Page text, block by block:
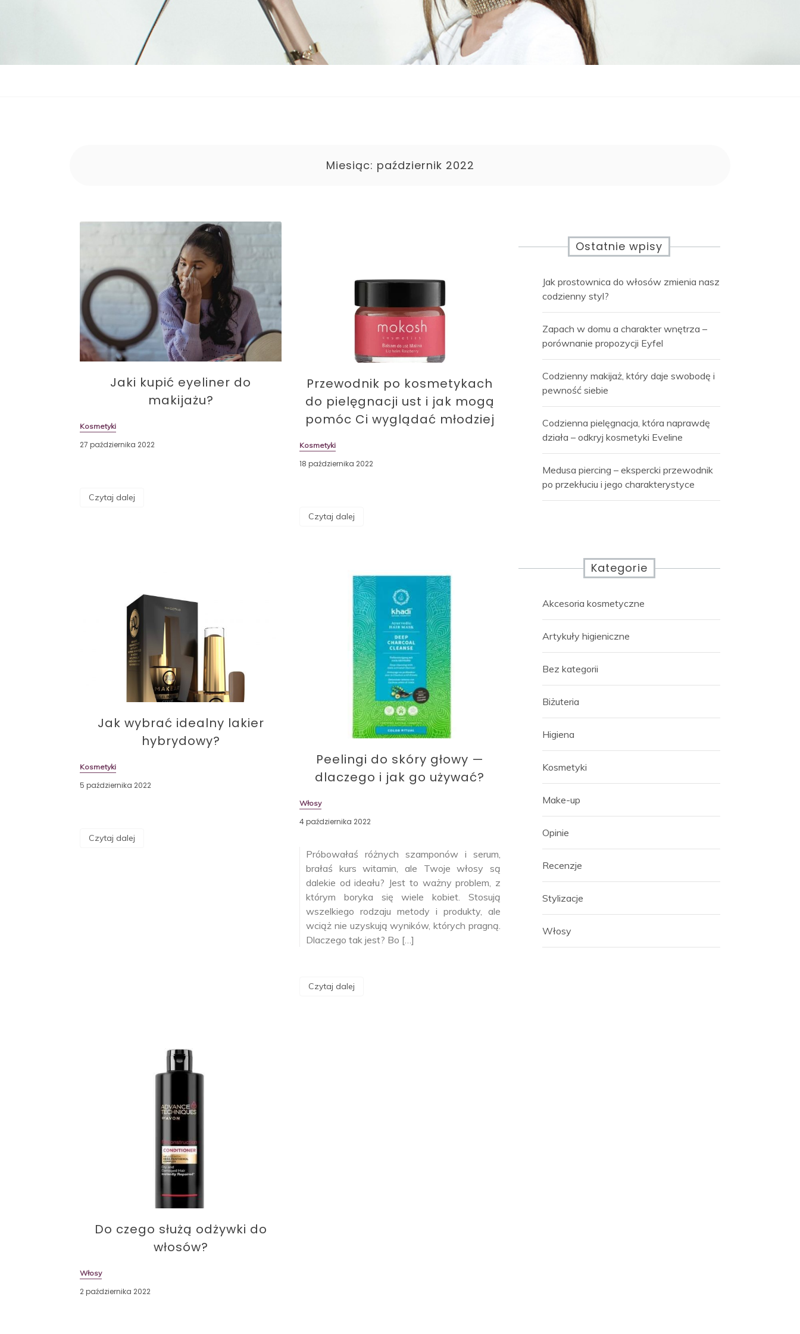
Miesiąc: październik 2022
Jaki kupić eyeliner do
makijażu?
Kosmetyki
27 października 2022
Czytaj dalej
Przewodnik po kosmetykach
do pielęgnacji ust i jak mogą
pomóc Ci wyglądać młodziej
Kosmetyki
18 października 2022
Czytaj dalej
Jak wybrać idealny lakier
hybrydowy?
Kosmetyki
5 października 2022
Czytaj dalej
Peelingi do skóry głowy —
dlaczego i jak go używać?
Włosy
4 października 2022
Próbowałaś różnych szamponów i serum,
brałaś kurs witamin, ale Twoje włosy są
dalekie od ideału? Jest to ważny problem, z
którym boryka się wiele kobiet. Stosują
wszelkiego rodzaju metody i produkty, ale
wciąż nie uzyskują wyników, których pragną.
Dlaczego tak jest? Bo […]
Czytaj dalej
Do czego służą odżywki do
włosów?
Włosy
2 października 2022
Ostatnie wpisy
Jak prostownica do włosów zmienia nasz
codzienny styl?
Zapach w domu a charakter wnętrza –
porównanie propozycji Eyfel
Codzienny makijaż, który daje swobodę i
pewność siebie
Codzienna pielęgnacja, która naprawdę
działa – odkryj kosmetyki Eveline
Medusa piercing – ekspercki przewodnik
po przekłuciu i jego charakterystyce
Kategorie
Akcesoria kosmetyczne
Artykuły higieniczne
Bez kategorii
Biżuteria
Higiena
Kosmetyki
Make-up
Opinie
Recenzje
Stylizacje
Włosy